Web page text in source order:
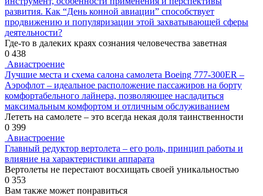
развития. Как “День конной авиации” способствует
продвижению и популяризации этой захватывающей сферы
деятельности?
Где-то в далеких краях сознания человечества заветная
0 438
Авиастроение
Лучшие места и схема салона самолета Boeing 777-300ER –
Аэрофлот – идеальное расположение пассажиров на борту
комфортабельного лайнера, позволяющее насладиться
максимальным комфортом и отличным обслуживанием
Лететь на самолете – это всегда некая доля таинственности
0 399
Авиастроение
Главный редуктор вертолета – его роль, принцип работы и
влияние на характеристики аппарата
Вертолеты не перестают восхищать своей уникальностью
0 353
Вам также может понравиться